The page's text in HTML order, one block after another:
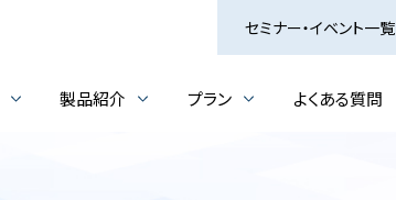
セミナー・イベント一覧
製品紹介 プラン よくある質問